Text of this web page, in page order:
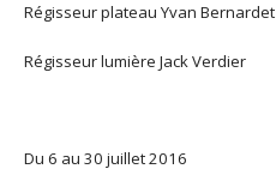
Régisseur plateau Yvan Bernardet
Régisseur lumière Jack Verdier
Du 6 au 30 juillet 2016